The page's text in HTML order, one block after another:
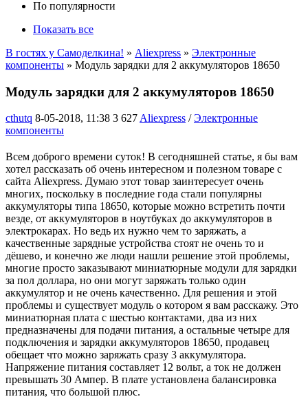
По популярности
Показать все
В гостях у Самоделкина! » Aliexpress » Электронные
компоненты » Модуль зарядки для 2 аккумуляторов 18650
Модуль зарядки для 2 аккумуляторов 18650
cthutq 8-05-2018, 11:38 3 627Aliexpress /Электронные
компоненты
Всем доброго времени суток! В сегодняшней статье, я бы вам
хотел рассказать об очень интересном и полезном товаре с
сайта Aliexpress. Думаю этот товар заинтересует очень
многих, поскольку в последние года стали популярны
аккумуляторы типа 18650, которые можно встретить почти
везде, от аккумуляторов в ноутбуках до аккумуляторов в
электрокарах. Но ведь их нужно чем то заряжать, а
качественные зарядные устройства стоят не очень то и
дёшево, и конечно же люди нашли решение этой проблемы,
многие просто заказывают миниатюрные модули для зарядки
за пол доллара, но они могут заряжать только один
аккумулятор и не очень качественно. Для решения и этой
проблемы и существует модуль о котором я вам расскажу. Это
миниатюрная плата с шестью контактами, два из них
предназначены для подачи питания, а остальные четыре для
подключения и зарядки аккумуляторов 18650, продавец
обещает что можно заряжать сразу 3 аккумулятора.
Напряжение питания составляет 12 вольт, а ток не должен
превышать 30 Ампер. В плате установлена балансировка
питания, что большой плюс.